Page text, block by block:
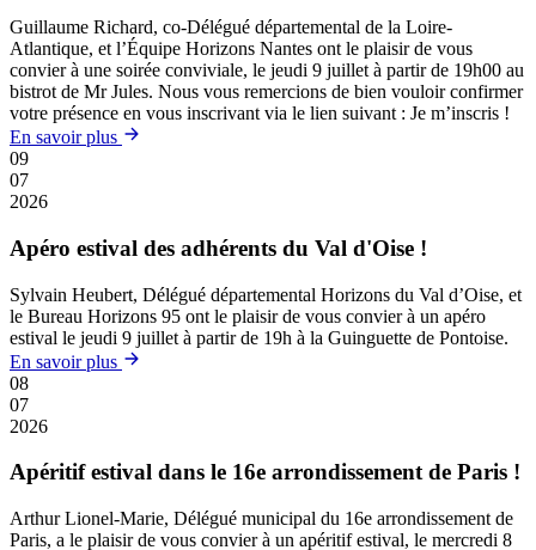
Guillaume Richard, co-Délégué départemental de la Loire-
Atlantique, et l’Équipe Horizons Nantes ont le plaisir de vous
convier à une soirée conviviale, le jeudi 9 juillet à partir de 19h00 au
bistrot de Mr Jules. Nous vous remercions de bien vouloir confirmer
votre présence en vous inscrivant via le lien suivant : Je m’inscris !
En savoir plus
09
07
2026
Apéro estival des adhérents du Val d'Oise !
Sylvain Heubert, Délégué départemental Horizons du Val d’Oise, et
le Bureau Horizons 95 ont le plaisir de vous convier à un apéro
estival le jeudi 9 juillet à partir de 19h à la Guinguette de Pontoise.
En savoir plus
08
07
2026
Apéritif estival dans le 16e arrondissement de Paris !
Arthur Lionel-Marie, Délégué municipal du 16e arrondissement de
Paris, a le plaisir de vous convier à un apéritif estival, le mercredi 8